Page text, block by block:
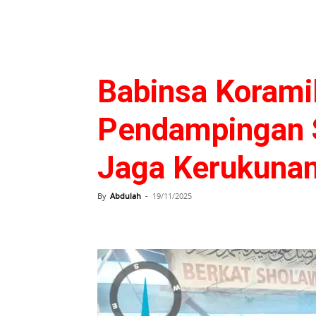
Babinsa
Pendampingan
Jaga
By Abdulah - 19/11/2025